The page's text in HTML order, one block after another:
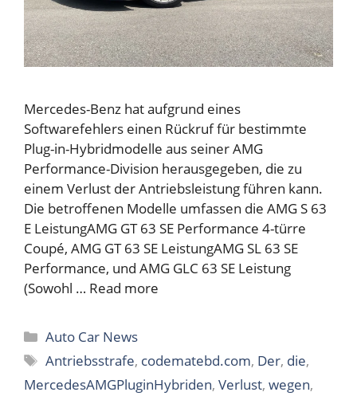
Mercedes-Benz hat aufgrund eines
Softwarefehlers einen Rückruf für bestimmte
Plug-in-Hybridmodelle aus seiner AMG
Performance-Division herausgegeben, die zu
einem Verlust der Antriebsleistung führen kann.
Die betroffenen Modelle umfassen die AMG S 63
E LeistungAMG GT 63 SE Performance 4-türre
Coupé, AMG GT 63 SE LeistungAMG SL 63 SE
Performance, und AMG GLC 63 SE Leistung
(Sowohl … Read more
Categories
Auto Car News
Tags
Antriebsstrafe, codematebd.com, Der, die,
MercedesAMGPluginHybriden, Verlust, wegen,